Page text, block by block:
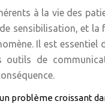
à la vie des
sensibilisation, et
Il est
outils de
problème croissant